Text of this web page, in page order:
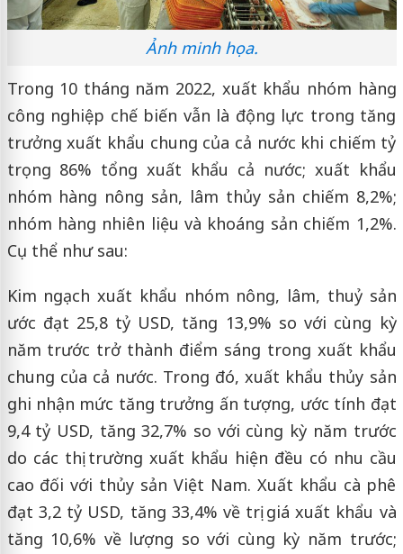
Ảnh minh họa.
Trong 10 tháng năm 2022, xuất khẩu nhóm hàng
công nghiệp chế biến vẫn là động lực trong tăng
trưởng xuất khẩu chung của cả nước khi chiếm tỷ
trọng 86% tổng xuất khẩu cả nước; xuất khẩu
nhóm hàng nông sản, lâm thủy sản chiếm 8,2%;
nhóm hàng nhiên liệu và khoáng sản chiếm 1,2%.
Cụ thể như sau:
Kim ngạch xuất khẩu nhóm nông, lâm, thuỷ sản
ước đạt 25,8 tỷ USD, tăng 13,9% so với cùng kỳ
năm trước trở thành điểm sáng trong xuất khẩu
chung của cả nước. Trong đó, xuất khẩu thủy sản
ghi nhận mức tăng trưởng ấn tượng, ước tính đạt
9,4 tỷ USD, tăng 32,7% so với cùng kỳ năm trước
do các thị trường xuất khẩu hiện đều có nhu cầu
cao đối với thủy sản Việt Nam. Xuất khẩu cà phê
đạt 3,2 tỷ USD, tăng 33,4% về trị giá xuất khẩu và
tăng 10,6% về lượng so với cùng kỳ năm trước;